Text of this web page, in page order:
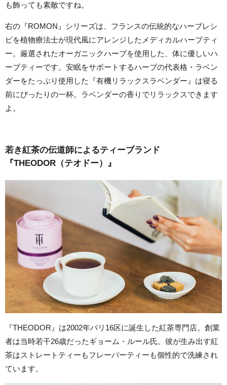
も飾っても素敵ですね。
右の『ROMON』シリーズは、フランスの伝統的なハーブレシ
ピを植物療法士が現代風にアレンジしたメディカルハーブティ
ー。厳選されたオーガニックハーブを使用した、体に優しいハ
ーブティーです。安眠をサポートするハーブの代表格・ラベン
ダーをたっぷり使用した『有機リラックスラベンダー』は寝る
前にぴったりの一杯。ラベンダーの香りでリラックスできます
よ。
若き紅茶の伝道師によるティーブランド
『THEODOR（テオドー）』
『THEODOR』は2002年パリ16区に誕生した紅茶専門店。創業
者は当時若干26歳だったギョーム・ルール氏。彼が生み出す紅
茶はストレートティーもフレーバーティーも個性的で洗練され
ています。